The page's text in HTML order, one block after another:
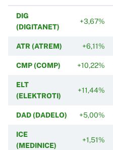
DIG
(DIGITANET)
+3,67%
ATR (ATREM) +6,11%
CMP (COMP) +10,22%
ELT
(ELEKTROTI)
+11,44%
DAD (DADELO) +5,00%
ICE
(MEDINICE)
+1,51%